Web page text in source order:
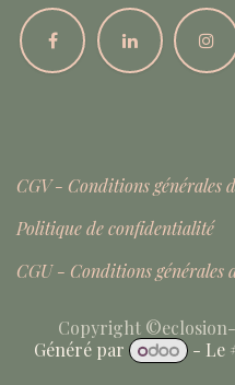
CGV - Conditions générales
Politique de confidentialité
CGU - Conditions générales
Copyright
Généré par
- Le